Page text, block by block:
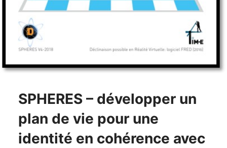
SPHERES – développer un
plan de vie pour une
identité en cohérence avec